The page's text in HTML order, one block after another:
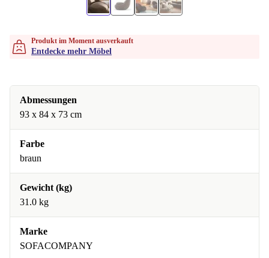
Produkt im Moment ausverkauft
Entdecke mehr Möbel
Abmessungen
93 x 84 x 73 cm
Farbe
braun
Gewicht (kg)
31.0 kg
Marke
SOFACOMPANY